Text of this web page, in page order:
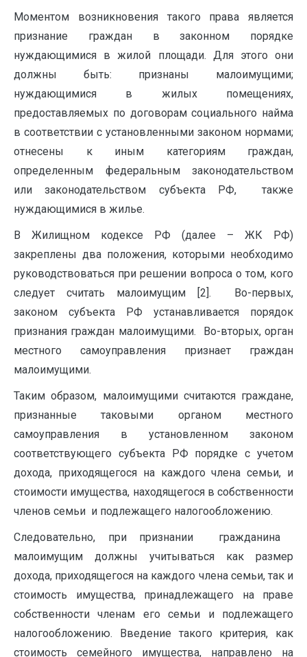
Моментом возникновения такого права является
признание граждан в законном порядке
нуждающимися в жилой площади. ‏Для этого они
должны быть: признаны малоимущими;
нуждающимися в жилых помещениях,
предоставляемых по договорам социального найма
в соответствии с установленными законом нормами;
отнесены к иным категориям граждан,
определенным федеральным законодательством
или законодательством субъекта РФ, ‏ㅤ также
нуждающимися в жилье.
В Жилищном кодексе РФ (далее – ЖК РФ)
закреплены два положения, которыми необходимо
руководствоваться при решении вопроса о том, кого
следует считать малоимущим [2]. Во-первых,
законом субъекта РФ устанавливается порядок
признания граждан малоимущими. Во-вторых, орган
местного самоуправления признает граждан
малоимущими.
Таким образом, малоимущими считаются граждане,
признанные таковыми органом местного
самоуправления в установленном законом
соответствующего субъекта РФ порядке с учетом
дохода, приходящегося на каждого члена семьи, и
стоимости ‏ㅤимущества, находящегося в собственности
‏членов семьи ‏ и подлежащего налогообложению.
Следовательно, при ‏ㅤпризнании ‏ㅤ гражданина ‏ㅤ
малоимущим ‏ㅤдолжны учитываться как размер
дохода, приходящегося ‏ㅤна ‏ㅤкаждого члена семьи, так и
стоимость имущества, принадлежащего на праве
собственности членам его семьи и подлежащего
налогообложению. Введение такого критерия, как
стоимость семейного имущества, направлено на